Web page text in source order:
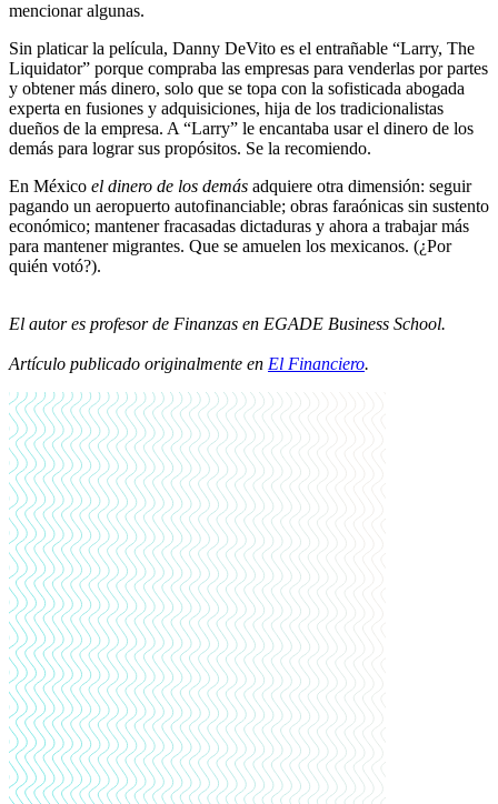
mencionar algunas.
Sin platicar la película, Danny DeVito es el entrañable “Larry, The
Liquidator” porque compraba las empresas para venderlas por partes
y obtener más dinero, solo que se topa con la sofisticada abogada
experta en fusiones y adquisiciones, hija de los tradicionalistas
dueños de la empresa. A “Larry” le encantaba usar el dinero de los
demás para lograr sus propósitos. Se la recomiendo.
En México el dinero de los demás adquiere otra dimensión: seguir
pagando un aeropuerto autofinanciable; obras faraónicas sin sustento
económico; mantener fracasadas dictaduras y ahora a trabajar más
para mantener migrantes. Que se amuelen los mexicanos. (¿Por
quién votó?).
El autor es profesor de Finanzas en EGADE Business School.
Artículo publicado originalmente en El Financiero.